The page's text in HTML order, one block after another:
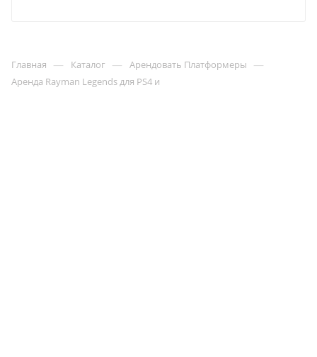
Главная — Каталог — Арендовать Платформеры —
Аренда Rayman Legends для PS4 и